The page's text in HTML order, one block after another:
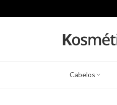
Cabelos